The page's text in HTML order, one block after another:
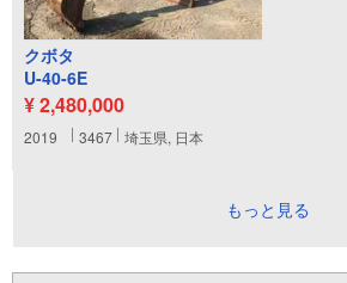
クボタ
U-40-6E
¥ 2,480,000
2019 3467 埼玉県, 日本
もっと見る